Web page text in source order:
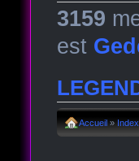
3159
est
Accueil »